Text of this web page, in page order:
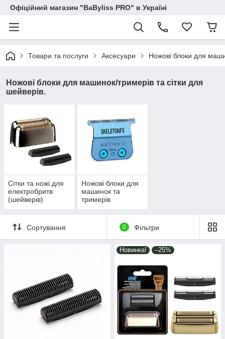
Офіційний магазин "BaByliss PRO" в Україні
Товари та послуги Аксесуари Ножові блоки для
Ножові блоки для машинок/тримерів та сітки для
шейверів.
Сітки та ножі для
електробритв
(шейверів)
Ножові блоки для
машинок та
тримерів
Сортування 0 Фільтри
Новинка! –25%